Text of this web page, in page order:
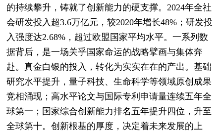
的持续攀升，铸就了创新能力的硬支撑。2024年全社
会研发投入超3.6万亿元，较2020年增长48%；研发投
入强度达2.68%，超过欧盟国家平均水平。一系列数
据背后，是一场关乎国家命运的战略擘画与集体奔
赴。真金白银的投入，转化为实实在在的产出。基础
研究水平提升，量子科技、生命科学等领域原创成果
竞相涌现；高水平论文与国际专利申请量连续五年全
球第一；国家综合创新能力排名五年提升四位，升至
全球第十。创新根基的厚度，决定着未来发展的上